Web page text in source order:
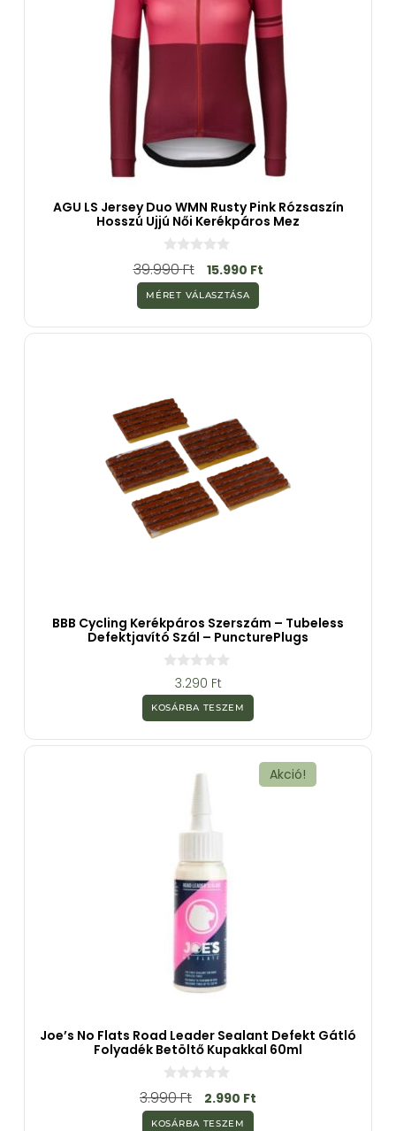
AGU LS Jersey Duo WMN Rusty Pink Rózsaszín
Hosszú Ujjú Női Kerékpáros Mez
0
a
5
-
b
ő
39.990Ft 15.990 Ft
MÉRET VÁLASZTÁSA
BBB Cycling Kerékpáros Szerszám – Tubeless
Defektjavító Szál – PuncturePlugs
z
5
b
3.290 Ft
KOSÁRBA TESZEM
Akció!
Joe’s No Flats Road Leader Sealant Defekt Gátló
Folyadék Betöltő Kupakkal 60ml
0
a
5
3.990Ft 2.990 Ft
KOSÁRBA TESZEM